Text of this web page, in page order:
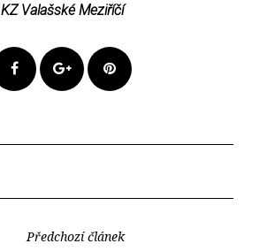
KZ Valašské Meziříčí
Předchozí článek